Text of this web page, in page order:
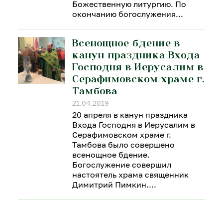
Божественную литургию. По
окончанию богослужения
Всенощное бдение в
канун праздника Входа
Господня в Иерусалим в
Серафимовском храме г.
Тамбова
21.04.2019
20 апреля в канун праздника
Входа Господня в Иерусалим в
Серафимовском храме г.
Тамбова было совершено
всенощное бдение.
Богослужение совершил
настоятель храма священник
Димитрий Пимкин.